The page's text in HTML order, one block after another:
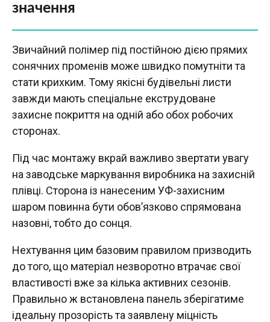
значення
Звичайний полімер під постійною дією прямих
сонячних променів може швидко помутніти та
стати крихким. Тому якісні будівельні листи
завжди мають спеціальне екструдоване
захисне покриття на одній або обох робочих
сторонах.
Під час монтажу вкрай важливо звертати увагу
на заводське маркування виробника на захисній
плівці. Сторона із нанесеним УФ-захисним
шаром повинна бути обов’язково спрямована
назовні, тобто до сонця.
Нехтування цим базовим правилом призводить
до того, що матеріал незворотно втрачає свої
властивості вже за кілька активних сезонів.
Правильно ж встановлена панель зберігатиме
ідеальну прозорість та заявлену міцність